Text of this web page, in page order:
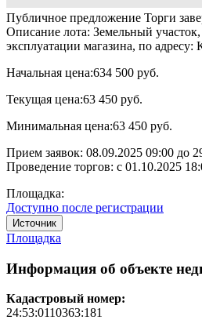
Публичное предложение Торги
Описание лота: Земельный
эксплуатации магазина, по
Начальная цена:634 500 руб.
Текущая цена:63 450 руб.
Минимальная цена:63 450 руб.
Прием заявок: 08.09.2025 09:00 до
Проведение торгов: с 01.10.2025
Площадка:
Доступно после регистрации
Источник
Площадка
Информация об объекте
Кадастровый номер:
24:53:0110363:181